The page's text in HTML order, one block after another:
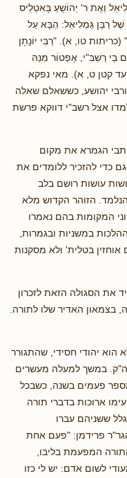
וְאֶת ר' יְהוֹשֻׁעַ בָּאִטְלֵיס
רַבָּן גַּמְלִיאֵל: הַבָּא עַל
טו, א). "רַבִּי יוֹנָתָן
בֵּי רַשְׁבִּ"י, אֶפְטוֹר מִנֵּהּ
קטן ט, א). מאי נפקא
ורבי יהושע, כששאלם שאלה
אצל רשב"י דווקא פרשת
הגמרא את מקום
כדי להזכיר ללומדים את
עושות רושם בלב
הזוהר הקדוש מלא
המקומות בהם נאמרו
במשניות ובגמרות,
אוחזין בטלית' ולא מסקנות
את הסגולה הזאת לזכרון
בצמאון האדיר שלו לתורה.
הוא יהודי חסידי, שהתגורר
במשך למעלה מעשרים
פעמים בשנה, כשבכל
ארוכות בדברי תורה
ששניהם עברו
פרידמן: "פעם אחת
המפעמת בליבו,
לשום אדם: יש לי כזו